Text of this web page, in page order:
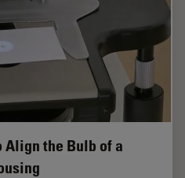
the Bulb of a